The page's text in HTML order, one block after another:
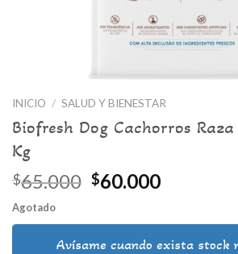
INICIO / SALUD Y BIENESTAR
Biofresh Dog Cachorros
Kg
$65.000 El
original
era:
$60.000El
actual
es:
Agotado
Avísame cuando exista stock